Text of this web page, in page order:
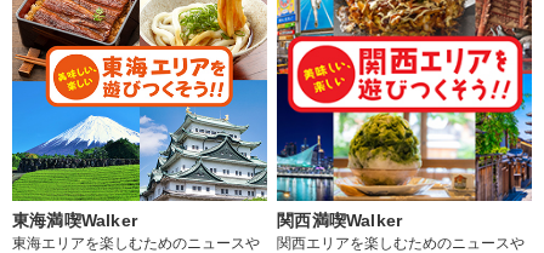
東海満喫Walker
東海エリアを楽しむためのニュースや
関西満喫Walker
関西エリアを楽しむためのニュースや